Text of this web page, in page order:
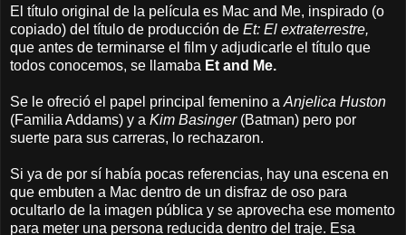
El título original de la película es Mac and Me, inspirado (o
copiado) del título de producción de Et: El extraterrestre,
que antes de terminarse el film y adjudicarle el título que
todos conocemos, se llamaba Et and Me.
Se le ofreció el papel principal femenino aAnjelica Huston
(Familia Addams) y a Kim Basinger(Batman) pero por
suerte para sus carreras, lo rechazaron.
Si ya de por sí había pocas referencias, hay una escena en
que embuten a Mac dentro de un disfraz de oso para
ocultarlo de la imagen pública y se aprovecha ese momento
para meter una persona reducida dentro del traje. Esa